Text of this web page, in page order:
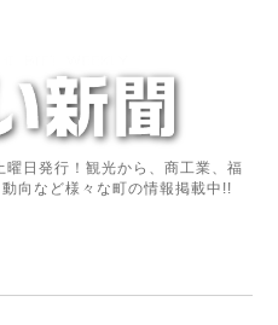
日発行！観光から、商工業、福
向など様々な町の情報掲載中!!